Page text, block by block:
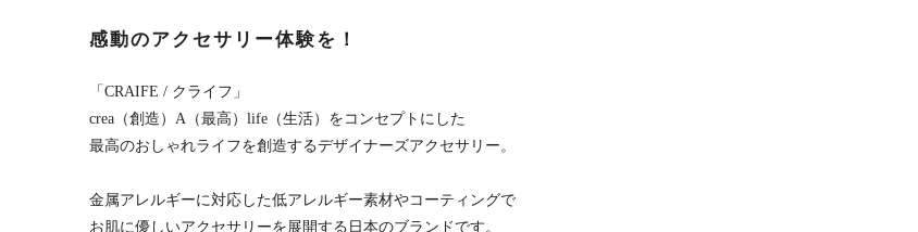
感動のアクセサリー体験を！
「CRAIFE / クライフ」
crea（創造）A（最高）life（生活）をコンセプトにした
最高のおしゃれライフを創造するデザイナーズアクセサリー。
金属アレルギーに対応した低アレルギー素材やコーティングで
お肌に優しいアクセサリーを展開する日本のブランドです。